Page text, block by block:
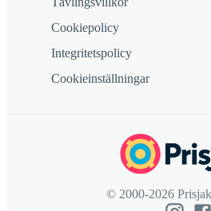
Cookiepolicy
Integritetspolicy
Cookieinställningar
© 2000-2026